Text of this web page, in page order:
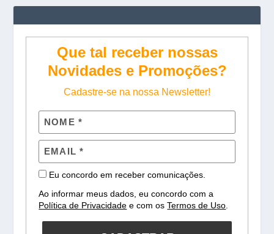
Que tal receber nossas
Novidades e Promoções?
Cadastre-se na nossa Newsletter!
Eu concordo em receber comunicações.
Ao informar meus dados, eu concordo com a
Política de Privacidade e com osTermos de Uso